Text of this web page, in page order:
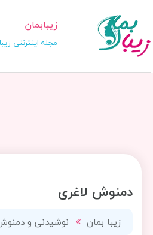
زیبابمان
مجله اینترنتی
دمنوش لاغری
زیبا بمان نوشیدنی و